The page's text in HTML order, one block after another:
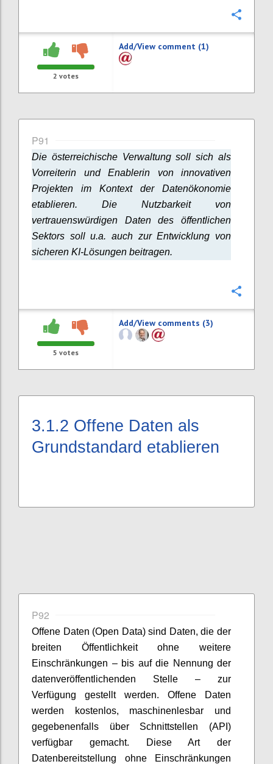
2 votes
Add/View comment (1)
P91
Die österreichische Verwaltung soll sich als
Vorreiterin und Enablerin von innovativen
Projekten im Kontext der Datenökonomie
etablieren. Die Nutzbarkeit von
vertrauenswürdigen Daten des öffentlichen
Sektors soll u.a. auch zur Entwicklung von
sicheren KI-Lösungen beitragen.
5 votes
Add/View comments (3)
3.1.2 Offene Daten als
Grundstandard etablieren
P92
Offene Daten (Open Data) sind Daten, die der
breiten Öffentlichkeit ohne weitere
Einschränkungen – bis auf die Nennung der
datenveröffentlichenden Stelle – zur
Verfügung gestellt werden. Offene Daten
werden kostenlos, maschinenlesbar und
gegebenenfalls über Schnittstellen (API)
verfügbar gemacht. Diese Art der
Datenbereitstellung ohne Einschränkungen